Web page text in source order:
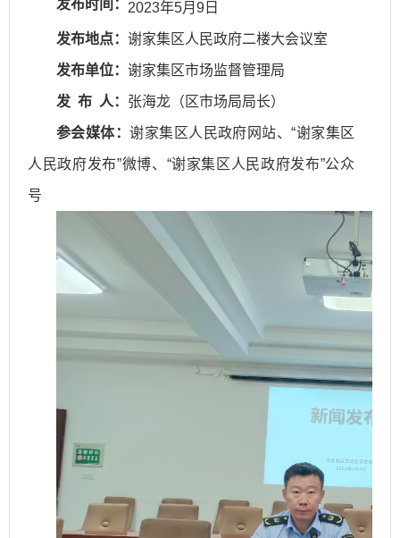
发布时间： 2023年5月9日
发布地点： 谢家集区人民政府二楼大会议室
发布单位： 谢家集区市场监督管理局
发 布 人： 张海龙（区市场局局长）
参会媒体：谢家集区人民政府网站、“谢家集区
人民政府发布”微博、“谢家集区人民政府发布”公众
号